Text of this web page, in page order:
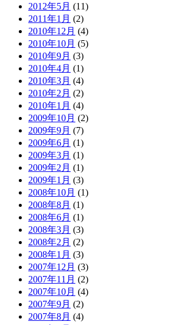
2012年5月 (11)
2011年1月 (2)
2010年12月 (4)
2010年10月 (5)
2010年9月 (3)
2010年4月 (1)
2010年3月 (4)
2010年2月 (2)
2010年1月 (4)
2009年10月 (2)
2009年9月 (7)
2009年6月 (1)
2009年3月 (1)
2009年2月 (1)
2009年1月 (3)
2008年10月 (1)
2008年8月 (1)
2008年6月 (1)
2008年3月 (3)
2008年2月 (2)
2008年1月 (3)
2007年12月 (3)
2007年11月 (2)
2007年10月 (4)
2007年9月 (2)
2007年8月 (4)